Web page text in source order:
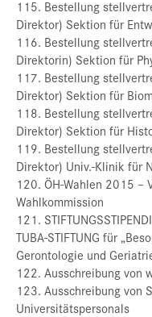
115. Bestellung
Direktor) Sektion für
116. Bestellung
Direktorin) Sektion für
117. Bestellung
Direktor) Sektion für
118. Bestellung
Direktor) Sektion für
119. Bestellung
Direktor) Univ.-Klinik für
120. ÖH-Wahlen 2015 –
Wahlkommission
121.
TUBA-STIFTUNG für
Gerontologie und
122. Ausschreibung von
123. Ausschreibung von
Universitätspersonals